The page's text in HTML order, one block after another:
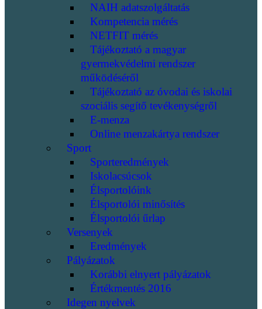
NAIH adatszolgáltatás
Kompetencia mérés
NETFIT mérés
Tájékoztató a magyar
gyermekvédelmi rendszer
működéséről
Tájékoztató az óvodai és iskolai
szociális segítő tevékenységről
E-menza
Online menzakártya rendszer
Sport
Sporteredmények
Iskolacsúcsok
Élsportolóink
Élsportolói minősítés
Élsportolói űrlap
Versenyek
Eredmények
Pályázatok
Korábbi elnyert pályázatok
Értékmentés 2016
Idegen nyelvek